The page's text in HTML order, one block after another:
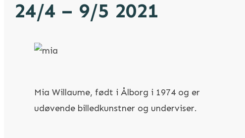
24/4 – 9/5 2021
Mia Willaume, født i Ålborg i 1974 og er
udøvende billedkunstner og underviser.